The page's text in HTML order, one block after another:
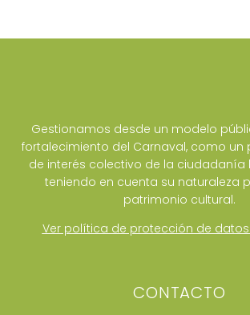
Gestionamos desde un modelo
fortalecimiento del Carnaval, como un
de interés colectivo de la ciudadanía
teniendo en cuenta su naturaleza
patrimonio cultural.
Ver política de protección de
CONTACTO